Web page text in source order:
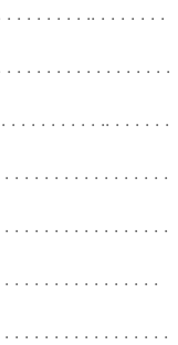
. . . . . . . .. . . . . . . .
. . . . . . . . . . . . . . . .
. . . . . . . . . .. . . . . . .
. . . . . . . . . . . . . . . .
. . . . . . . . . . . . . . . .
. . . . . . . . . . . . . . .
. . . . . . . . . . . . . . . .